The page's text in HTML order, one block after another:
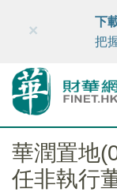
財華智庫網
×
下
把
華潤置地
任非執行